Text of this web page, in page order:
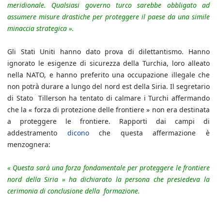
meridionale. Qualsiasi governo turco sarebbe obbligato ad
assumere misure drastiche per proteggere il paese da una simile
minaccia strategica ».
Gli Stati Uniti hanno dato prova di dilettantismo. Hanno
ignorato le esigenze di sicurezza della Turchia, loro alleato
nella NATO, e hanno preferito una occupazione illegale che
non potrà durare a lungo del nord est della Siria. Il segretario
di Stato Tillerson ha tentato di calmare i Turchi affermando
che la « forza di protezione delle frontiere » non era destinata
a proteggere le frontiere. Rapporti dai campi di
addestramento diconoche questa affermazione è
menzognera:
« Questa sarà una forza fondamentale per proteggere le frontiere
nord della Siria » ha dichiarato la persona che presiedeva la
cerimonia di conclusione della formazione.